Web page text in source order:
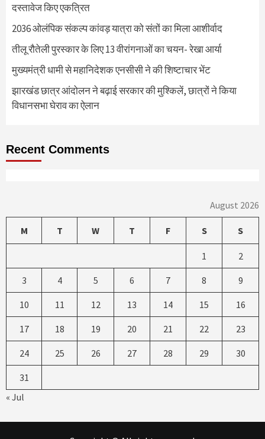
दस्तावेज किए एकत्रित
2036 ओलंपिक संकल्प कांवड़ यात्रा को संतों का मिला आशीर्वाद
तीलू रौतेली पुरस्कार के लिए 13 वीरांगनाओं का चयन- रेखा आर्या
मुख्यमंत्री धामी से महानिदेशक एनसीसी ने की शिष्टाचार भेंट
झारखंड छात्र आंदोलन ने बढ़ाई सरकार की मुश्किलें, छात्रों ने किया
विधानसभा घेराव का ऐलान
Recent Comments
August 2026
M T W T F S S
1 2
3 4 5 6 7 8 9
10 11 12 13 14 15 16
17 18 19 20 21 22 23
24 25 26 27 28 29 30
31
« Jul